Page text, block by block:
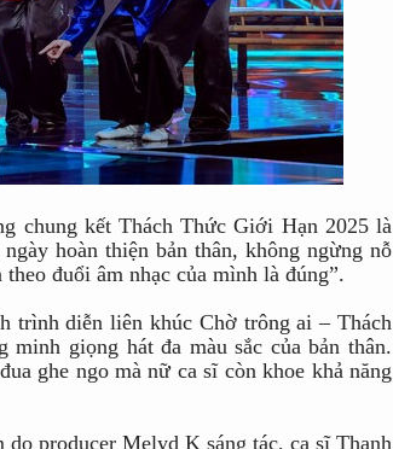
chung kết Thách Thức Giới Hạn 2025 là
hoàn thiện bản thân, không ngừng nỗ
đuổi âm nhạc của mình là đúng”.
trình diễn liên khúc Chờ trông ai – Thách
giọng hát đa màu sắc của bản thân.
ghe ngo mà nữ ca sĩ còn khoe khả năng
producer Melyd K sáng tác, ca sĩ Thanh